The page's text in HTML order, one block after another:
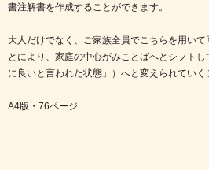
書注解書を作成することができます。
大人だけでなく、ご家族全員でこちらを用い
とにより、家庭の中心がみことばへとシフト
に良いと言われた状態」）へと変えられていく
A4版・76ページ